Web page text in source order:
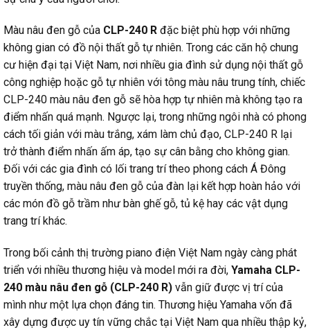
Màu nâu đen gỗ của CLP-240 R đặc biệt phù hợp với những
không gian có đồ nội thất gỗ tự nhiên. Trong các căn hộ chung
cư hiện đại tại Việt Nam, nơi nhiều gia đình sử dụng nội thất gỗ
công nghiệp hoặc gỗ tự nhiên với tông màu nâu trung tính, chiếc
CLP-240 màu nâu đen gỗ sẽ hòa hợp tự nhiên mà không tạo ra
điểm nhấn quá mạnh. Ngược lại, trong những ngôi nhà có phong
cách tối giản với màu trắng, xám làm chủ đạo, CLP-240 R lại
trở thành điểm nhấn ấm áp, tạo sự cân bằng cho không gian.
Đối với các gia đình có lối trang trí theo phong cách Á Đông
truyền thống, màu nâu đen gỗ của đàn lại kết hợp hoàn hảo với
các món đồ gỗ trầm như bàn ghế gỗ, tủ kệ hay các vật dụng
trang trí khác.
Trong bối cảnh thị trường piano điện Việt Nam ngày càng phát
triển với nhiều thương hiệu và model mới ra đời, Yamaha CLP-
240 màu nâu đen gỗ (CLP-240 R) vẫn giữ được vị trí của
mình như một lựa chọn đáng tin. Thương hiệu Yamaha vốn đã
xây dựng được uy tín vững chắc tại Việt Nam qua nhiều thập kỷ,